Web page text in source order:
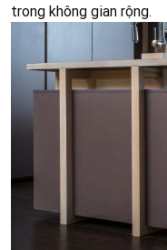
trong không gian rộng.